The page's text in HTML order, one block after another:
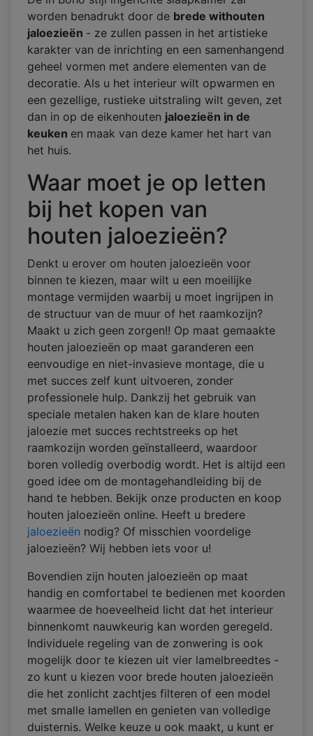
worden benadrukt door de brede withouten
jaloezieën - ze zullen passen in het artistieke
karakter van de inrichting en een samenhangend
geheel vormen met andere elementen van de
decoratie. Als u het interieur wilt opwarmen en
een gezellige, rustieke uitstraling wilt geven, zet
dan in op de eikenhouten jaloezieën in de
keuken en maak van deze kamer het hart van
het huis.
Waar moet je op letten
bij het kopen van
houten jaloezieën?
Denkt u erover om houten jaloezieën voor
binnen te kiezen, maar wilt u een moeilijke
montage vermijden waarbij u moet ingrijpen in
de structuur van de muur of het raamkozijn?
Maakt u zich geen zorgen!! Op maat gemaakte
houten jaloezieën op maat garanderen een
eenvoudige en niet-invasieve montage, die u
met succes zelf kunt uitvoeren, zonder
professionele hulp. Dankzij het gebruik van
speciale metalen haken kan de klare houten
jaloezie met succes rechtstreeks op het
raamkozijn worden geïnstalleerd, waardoor
boren volledig overbodig wordt. Het is altijd een
goed idee om de montagehandleiding bij de
hand te hebben. Bekijk onze producten en koop
houten jaloezieën online. Heeft u bredere
jaloezieën nodig? Of misschien voordelige
jaloezieën? Wij hebben iets voor u!
Bovendien zijn houten jaloezieën op maat
handig en comfortabel te bedienen met koorden
waarmee de hoeveelheid licht dat het interieur
binnenkomt nauwkeurig kan worden geregeld.
Individuele regeling van de zonwering is ook
mogelijk door te kiezen uit vier lamelbreedtes -
zo kunt u kiezen voor brede houten jaloezieën
die het zonlicht zachtjes filteren of een model
met smalle lamellen en genieten van volledige
duisternis. Welke keuze u ook maakt, u kunt er